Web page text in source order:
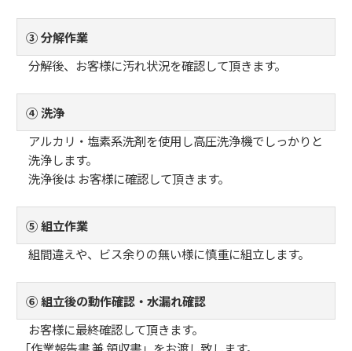
③ 分解作業
分解後、お客様に汚れ状況を確認して頂きます。
④ 洗浄
アルカリ・塩素系洗剤を使用し高圧洗浄機でしっかりと
洗浄します。
洗浄後は お客様に確認して頂きます。
⑤ 組立作業
組間違えや、ビス余りの無い様に慎重に組立します。
⑥ 組立後の動作確認・水漏れ確認
お客様に最終確認して頂きます。